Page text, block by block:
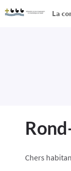
La
Chers